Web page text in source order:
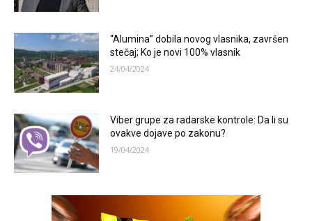
“Alumina” dobila novog vlasnika, završen
stečaj; Ko je novi 100% vlasnik
24/04/2024
Viber grupe za radarske kontrole: Da li su
ovakve dojave po zakonu?
19/04/2024